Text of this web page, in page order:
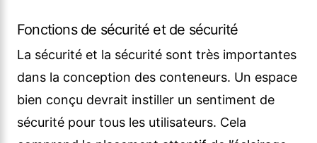
Fonctions de sécurité et de sécurité
La sécurité et la sécurité sont très importantes
dans la conception des conteneurs. Un espace
bien conçu devrait instiller un sentiment de
sécurité pour tous les utilisateurs. Cela